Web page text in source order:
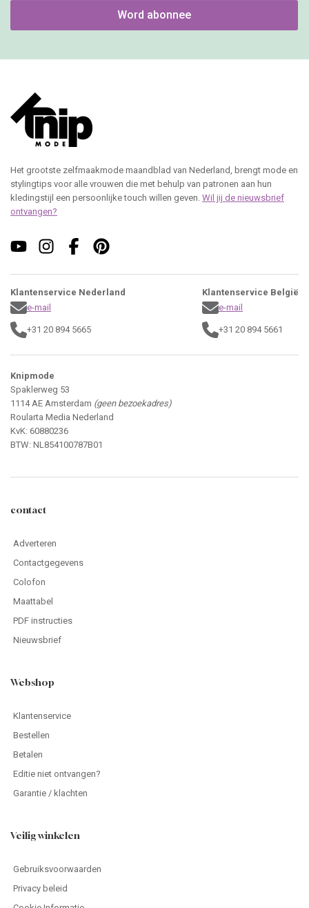
Word abonnee
Het grootste zelfmaakmode maandblad van Nederland, brengt mode en
stylingtips voor alle vrouwen die met behulp van patronen aan hun
kledingstijl een persoonlijke touch willen geven. Wil jij de nieuwsbrief
ontvangen?
Klantenservice Nederland
e-mail
+31 20 894 5665
Klantenservice België
e-mail
+31 20 894 5661
Knipmode
Spaklerweg 53
1114 AE Amsterdam (geen bezoekadres)
Roularta Media Nederland
KvK: 60880236
BTW: NL854100787B01
contact
Adverteren
Contactgegevens
Colofon
Maattabel
PDF instructies
Nieuwsbrief
Webshop
Klantenservice
Bestellen
Betalen
Editie niet ontvangen?
Garantie / klachten
Veilig winkelen
Gebruiksvoorwaarden
Privacy beleid